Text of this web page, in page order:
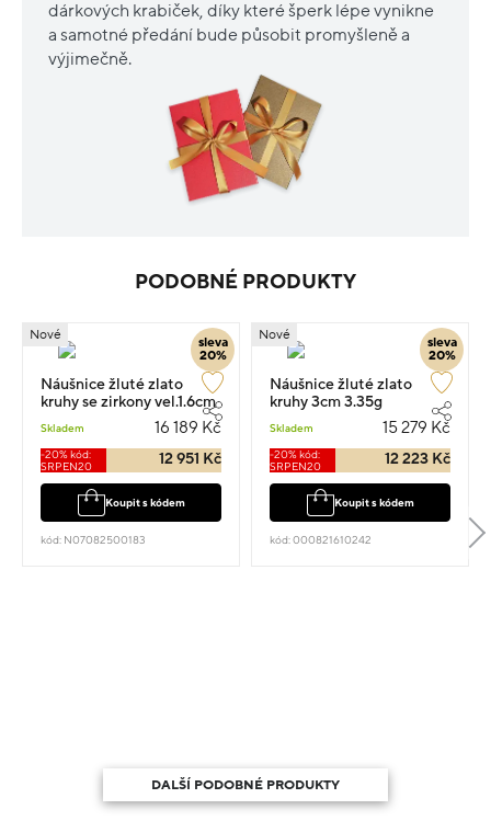
dárkových krabiček, díky které šperk lépe vynikne
a samotné předání bude působit promyšleně a
výjimečně.
PODOBNÉ PRODUKTY
sleva
20%
Nové
Náušnice žluté zlato
kruhy se zirkony vel.1.6cm
Skladem 16 189 Kč
-20% kód:
SRPEN20
12 951 Kč
Koupit s kódem
kód: N07082500183
sleva
20%
Nové
Náušnice žluté zlato
kruhy 3cm 3.35g
Skladem 15 279 Kč
-20% kód:
SRPEN20
12 223 Kč
Koupit s kódem
kód: 000821610242
DALŠÍ PODOBNÉ PRODUKTY